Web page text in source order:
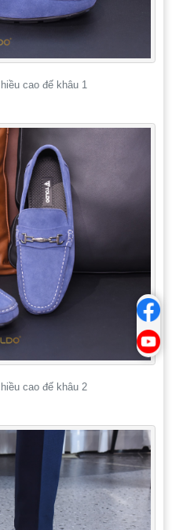
cao đế khâu 1
cao đế khâu 2